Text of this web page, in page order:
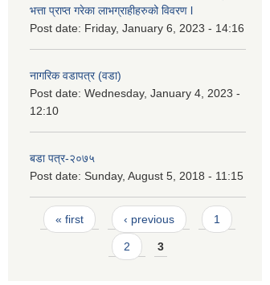
भत्ता प्राप्त गरेका लाभग्राहीहरुको विवरण l
Post date: Friday, January 6, 2023 - 14:16
नागरिक वडापत्र (वडा)
Post date: Wednesday, January 4, 2023 -
12:10
बडा पत्र-२०७५
Post date: Sunday, August 5, 2018 - 11:15
Pages
« first ‹ previous 1
2 3